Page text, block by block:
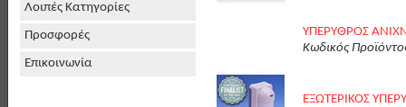
Λοιπές Κατηγορίες
Προσφορές
Επικοινωνία
ΥΠΕΡYΘΡΟΣ
Κωδικός
ΕΞΩΤΕΡΙΚΟΣ